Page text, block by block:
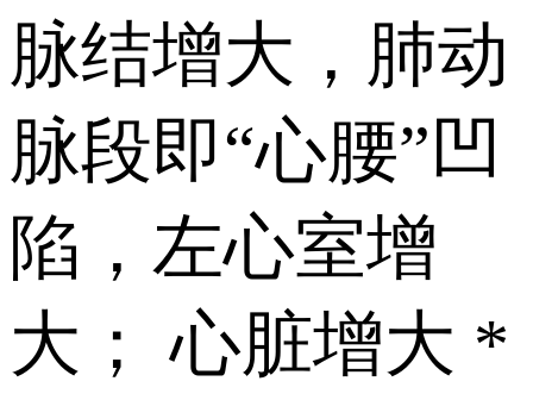
脉结增大，肺动
脉段即“心腰”凹
陷，左心室增
大； 心脏增大 *